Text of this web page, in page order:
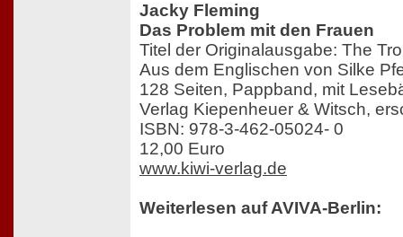
Jacky Fleming
Das Problem mit den Frauen
Titel der Originalausgabe: The
Aus dem Englischen von Silke
128 Seiten, Pappband, mit
Verlag Kiepenheuer & Witsch,
ISBN: 978-3-462-05024- 0
12,00 Euro
www.kiwi-verlag.de
Weiterlesen auf AVIVA-Berlin: